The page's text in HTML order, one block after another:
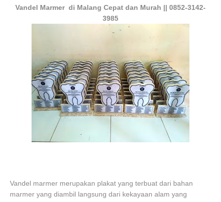
Vandel Marmer di Malang Cepat dan Murah || 0852-3142-
3985
Vandel marmer merupakan plakat yang terbuat dari bahan
marmer yang diambil langsung dari kekayaan alam yang